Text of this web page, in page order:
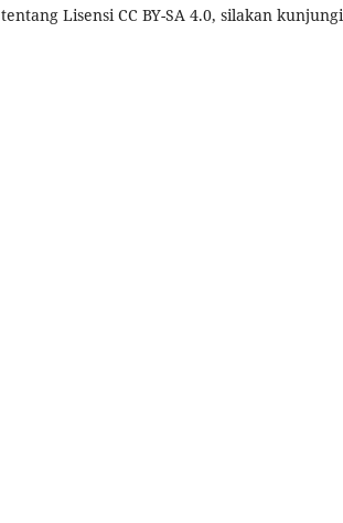
Lisensi CC BY-SA 4.0, silakan kunjungi